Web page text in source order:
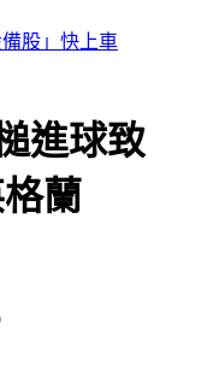
狂炸」 這天才遠離
進球致
蘭